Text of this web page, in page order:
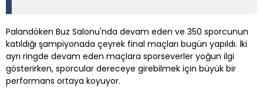
Palandöken Buz Salonu'nda devam eden ve 350 sporcunun
katıldığı şampiyonada çeyrek final maçları bugün yapıldı. İki
ayrı ringde devam eden maçlara sporseverler yoğun ilgi
gösterirken, sporcular dereceye girebilmek için büyük bir
performans ortaya koyuyor.